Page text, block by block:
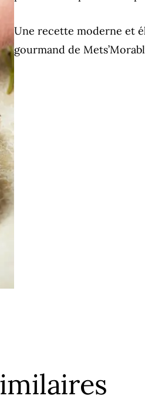
Une recette moderne et
gourmand de